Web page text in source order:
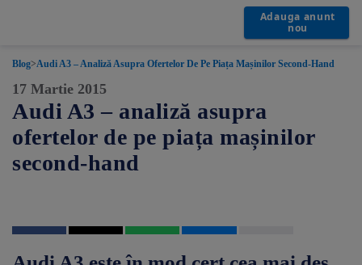
Adauga anunt
nou
Blog>Audi A3 – Analiză Asupra Ofertelor De Pe Piața Mașinilor Second-Hand
17 Martie 2015
Audi A3 – analiză asupra
ofertelor de pe piața mașinilor
second-hand